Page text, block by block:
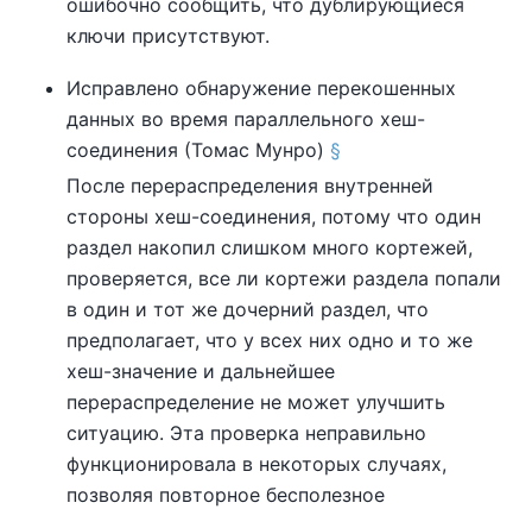
ошибочно сообщить, что дублирующиеся
ключи присутствуют.
Исправлено обнаружение перекошенных
данных во время параллельного хеш-
соединения (Томас Мунро) §
После перераспределения внутренней
стороны хеш-соединения, потому что один
раздел накопил слишком много кортежей,
проверяется, все ли кортежи раздела попали
в один и тот же дочерний раздел, что
предполагает, что у всех них одно и то же
хеш-значение и дальнейшее
перераспределение не может улучшить
ситуацию. Эта проверка неправильно
функционировала в некоторых случаях,
позволяя повторное бесполезное